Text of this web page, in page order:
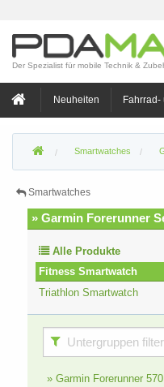
Der Spezialist für mobile Technik &
Neuheiten Fahrrad-
Smartwatches
Smartwatches
» Garmin Forerunner
Alle Produkte
Fitness Smartwatch
Triathlon Smartwatch
» Garmin Forerunner